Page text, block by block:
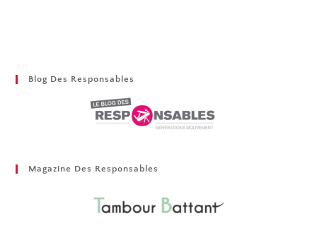
Blog Des Responsables
Magazine Des Responsables